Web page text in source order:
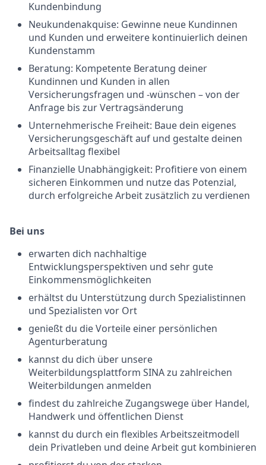
Kundenbindung
Neukundenakquise: Gewinne neue Kundinnen
und Kunden und erweitere kontinuierlich deinen
Kundenstamm
Beratung: Kompetente Beratung deiner
Kundinnen und Kunden in allen
Versicherungsfragen und -wünschen – von der
Anfrage bis zur Vertragsänderung
Unternehmerische Freiheit: Baue dein eigenes
Versicherungsgeschäft auf und gestalte deinen
Arbeitsalltag flexibel
Finanzielle Unabhängigkeit: Profitiere von einem
sicheren Einkommen und nutze das Potenzial,
durch erfolgreiche Arbeit zusätzlich zu verdienen
Bei uns
erwarten dich nachhaltige
Entwicklungsperspektiven und sehr gute
Einkommensmöglichkeiten
erhältst du Unterstützung durch Spezialistinnen
und Spezialisten vor Ort
genießt du die Vorteile einer persönlichen
Agenturberatung
kannst du dich über unsere
Weiterbildungsplattform SINA zu zahlreichen
Weiterbildungen anmelden
findest du zahlreiche Zugangswege über Handel,
Handwerk und öffentlichen Dienst
kannst du durch ein flexibles Arbeitszeitmodell
dein Privatleben und deine Arbeit gut kombinieren